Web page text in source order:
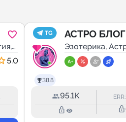
5.0
TG
38.8
АСТРО
ГОРОСКОП |
ЭЗОТЕРИКА
Эзотерика,
Мистика
95.1K ERR:
lock_outline lock_outline